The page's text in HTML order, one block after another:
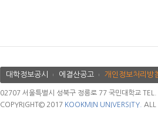
대학정보공시 에결산공고 개인정보처리방
02707 서울특별시 성북구 정릉로 77 국민대학교
COPYRIGHT© 2017 KOOKMIN UNIVERSITY. ALL